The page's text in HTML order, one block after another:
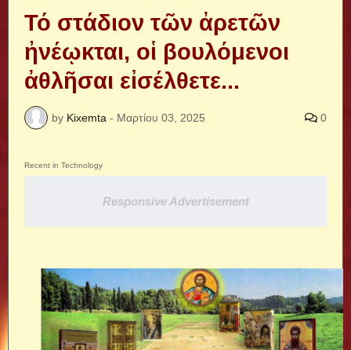
Τό στάδιον τῶν ἀρετῶν
ἠνέῳκται, οἱ βουλόμενοι
ἀθλῆσαι εἰσέλθετε...
by Kixemta - Μαρτίου 03, 2025 0
Recent in Technology
Responsive Advertisement